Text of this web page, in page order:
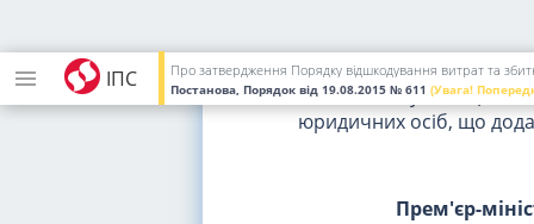
ІПС Про затвердження Порядку відшкодування витрат та
Постанова, Порядок від 19.08.2015 № 611 (Увага!
Затвердити Порядок
військовослужбовцями
юридичних осіб, що
Прем'єр-